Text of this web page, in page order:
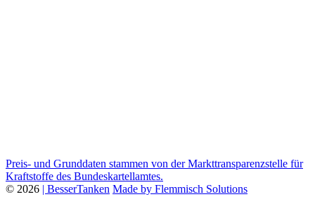
Preis- und Grunddaten stammen von der Markttransparenzstelle für
Kraftstoffe des Bundeskartellamtes.
© 2026 | BesserTanken Made by Flemmisch Solutions